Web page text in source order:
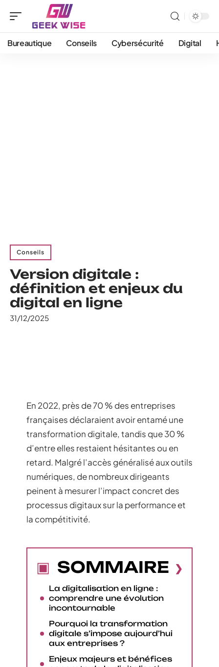
Bureautique Conseils Cybersécurité Digital
Conseils
Version digitale :
définition et enjeux du
digital en ligne
31/12/2025
En 2022, près de 70 % des entreprises
françaises déclaraient avoir entamé une
transformation digitale, tandis que 30 %
d’entre elles restaient hésitantes ou en
retard. Malgré l’accès généralisé aux outils
numériques, de nombreux dirigeants
peinent à mesurer l’impact concret des
processus digitaux sur la performance et
la compétitivité.
SOMMAIRE
La digitalisation en ligne :
comprendre une évolution
incontournable
Pourquoi la transformation
digitale s’impose aujourd’hui
aux entreprises ?
Enjeux majeurs et bénéfices